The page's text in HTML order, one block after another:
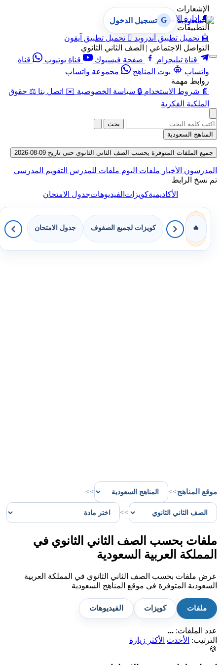
الإشعارات
🔔 إدارة الإشعارات
التطبيقات
🤖 تحميل تطبيق أندرويد  تحميل تطبيق آيفون
التواصل الاجتماعي | الصف الثاني الثانوي
قناة تيليجرام
صفحة فيسبوك قناة يوتيوب
قناة
واتساب
بوت المناهج
مجموعة واتساب
روابط مهمة
📄 شروط الاستخدام 🔒 سياسة الخصوصية ✉️ اتصل بنا ⚖️ حقوق
الملكية الفكرية
G تسجيل الدخول
بحث
المناهج السعودية
جميع الملفات المتوفرة بحسب الصف الثاني الثانوي حتى تاريخ 09-08-2026
المدرسون الأخبار ملفات اليوم ملفات للمدرس التقويم المدرسي
تم نسخ الرابط
الأكاديميةكويزاتالفيديوهاتجدول الامتحان
🔥 كويزات لجميع الصفوف جدول الامتحان
موقع المناهج>>
>>
>>
ملفات بحسب الصف الثاني الثانوي في
المملكة العربية السعودية
عرض ملفات بحسب الصف الثاني الثانوي في المملكة العربية
السعودية المتوفرة في موقع المناهج السعودية
ملفات كويزات الفيديوهات
عدد الملفات: ...
الترتيب:
الأحدث
الأكثر زيارة
🍪